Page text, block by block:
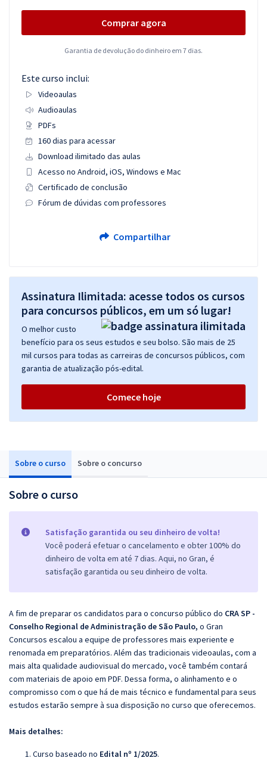
Sobre o curso Sobre o concurso
Sobre o curso
Satisfação garantida ou seu dinheiro de volta!
Você poderá efetuar o cancelamento e obter 100% do
dinheiro de volta em até 7 dias. Aqui, no Gran, é
satisfação garantida ou seu dinheiro de volta.
A fim de preparar os candidatos para o concurso público do CRA SP -
Conselho Regional de Administração de São Paulo, o Gran
Concursos escalou a equipe de professores mais experiente e
renomada em preparatórios. Além das tradicionais videoaulas, com a
mais alta qualidade audiovisual do mercado, você também contará
com materiais de apoio em PDF. Dessa forma, o alinhamento e o
compromisso com o que há de mais técnico e fundamental para seus
estudos estarão sempre à sua disposição no curso que oferecemos.
Mais detalhes:
Curso baseado no Edital nº 1/2025.
Comprar agora
Garantia de devolução do dinheiro em 7 dias.
Este curso inclui:
Videoaulas
Audioaulas
PDFs
160 dias para acessar
Download ilimitado das aulas
Acesso no Android, iOS, Windows e Mac
Certificado de conclusão
Fórum de dúvidas com professores
Compartilhar
Assinatura Ilimitada: acesse todos os cursos
para concursos públicos, em um só lugar!
O melhor custo
benefício para os seus estudos e seu bolso. São mais de 25
mil cursos para todas as carreiras de concursos públicos, com
garantia de atualização pós-edital.
Comece hoje